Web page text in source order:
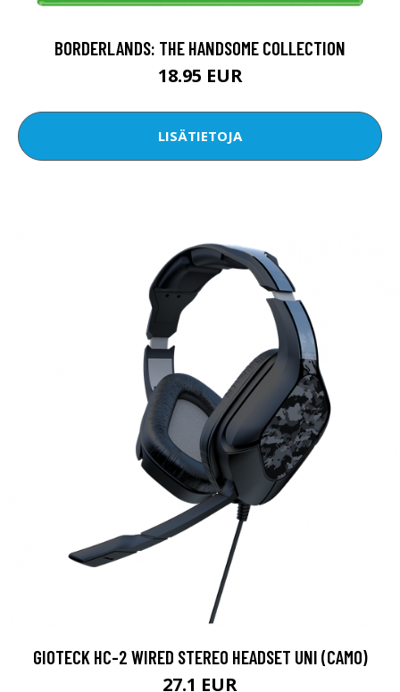
BORDERLANDS: THE HANDSOME COLLECTION
18.95 EUR
LISÄTIETOJA
GIOTECK HC-2 WIRED STEREO HEADSET UNI (CAMO)
27.1 EUR